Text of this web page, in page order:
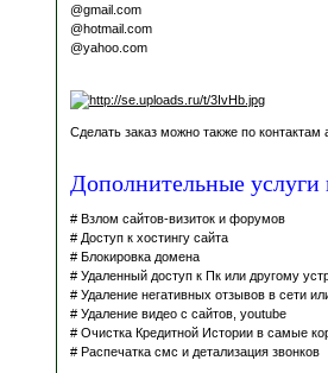
@gmail.com
@hotmail.com
@yahoo.com
Сделать заказ можно также по контактам
Дополнительные услуги
# Взлом сайтов-визиток и форумов
# Доступ к хостингу сайта
# Блокировка домена
# Удаленный доступ к Пк или другому
# Удаление негативных отзывов в сети
# Удаление видео с сайтов, youtube
# Очистка Кредитной Истории в самые
# Распечатка смс и детализация звонков